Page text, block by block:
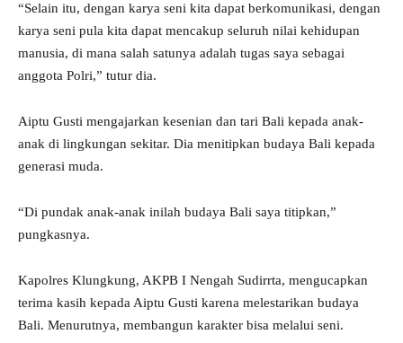
“Selain itu, dengan karya seni kita dapat berkomunikasi, dengan
karya seni pula kita dapat mencakup seluruh nilai kehidupan
manusia, di mana salah satunya adalah tugas saya sebagai
anggota Polri,” tutur dia.
Aiptu Gusti mengajarkan kesenian dan tari Bali kepada anak-
anak di lingkungan sekitar. Dia menitipkan budaya Bali kepada
generasi muda.
“Di pundak anak-anak inilah budaya Bali saya titipkan,”
pungkasnya.
Kapolres Klungkung, AKPB I Nengah Sudirrta, mengucapkan
terima kasih kepada Aiptu Gusti karena melestarikan budaya
Bali. Menurutnya, membangun karakter bisa melalui seni.